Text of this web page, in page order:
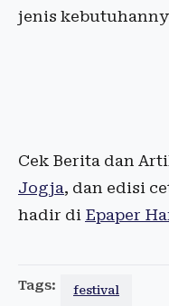
jenis
Cek Berita dan
Jogja, dan edisi
hadir di Epaper
Tags: festival